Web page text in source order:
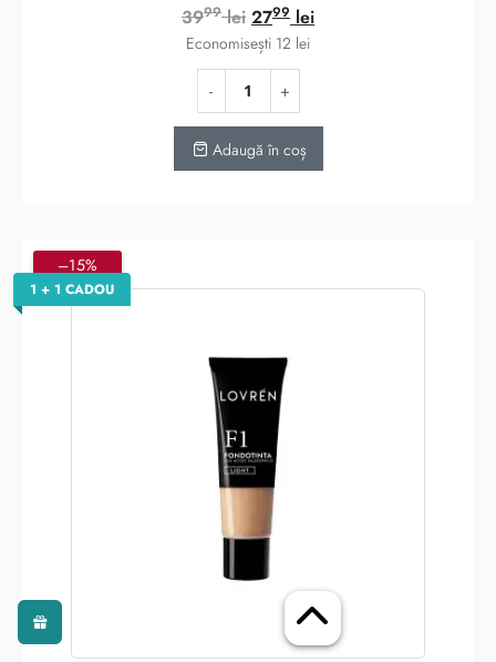
3999 lei Prețul
inițial
a
fost:
3999 lei.
2799 leiPrețul
Economisești 12 lei
Adaugă în coș
–15%
1 + 1 CADOU